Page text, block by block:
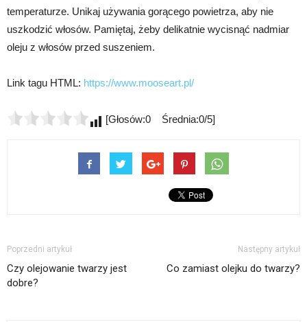
temperaturze. Unikaj używania gorącego powietrza, aby nie
uszkodzić włosów. Pamiętaj, żeby delikatnie wycisnąć nadmiar
oleju z włosów przed suszeniem.
Link tagu HTML: https://www.mooseart.pl/
[Głosów:0 Średnia:0/5]
Poprzedni artykuł
Czy olejowanie twarzy jest
dobre?
Następny artykuł
Co zamiast olejku do twarzy?